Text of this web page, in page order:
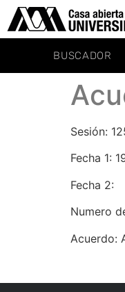
BUSCADOR
Sesión:
Fecha 1:
Fecha 2:
Numero
Acuerdo: